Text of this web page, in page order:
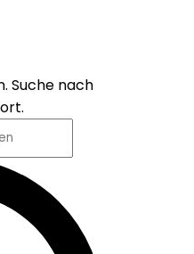
Suche nach